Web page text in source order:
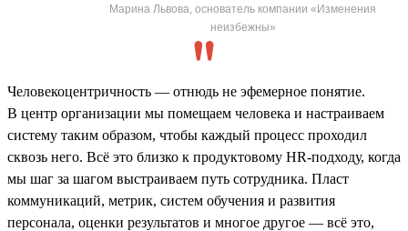
Марина Львова, основатель компании «Изменения
неизбежны»
Человекоцентричность — отнюдь не эфемерное понятие.
В центр организации мы помещаем человека и настраиваем
систему таким образом, чтобы каждый процесс проходил
сквозь него. Всё это близко к продуктовому HR-подходу, когда
мы шаг за шагом выстраиваем путь сотрудника. Пласт
коммуникаций, метрик, систем обучения и развития
персонала, оценки результатов и многое другое — всё это,